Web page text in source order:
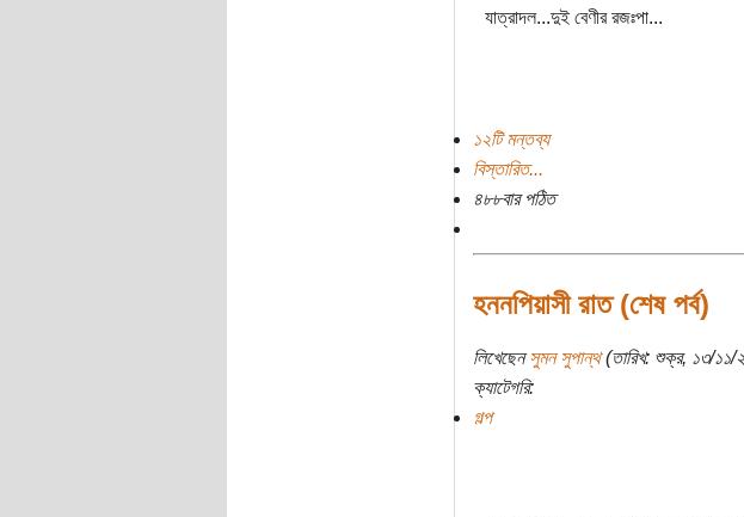
যাত্রাদল...দুই বেণীর রজঃপা...
১২টি মন্তব্য
বিস্তারিত...
৪৮৮বার পঠিত
হননপিয়াসী রাত (শেষ পর্ব)
লিখেছেনসুমন সুপান্থ(তারিখ: শুক্র, ১৩/১১/
ক্যাটেগরি:
গল্প